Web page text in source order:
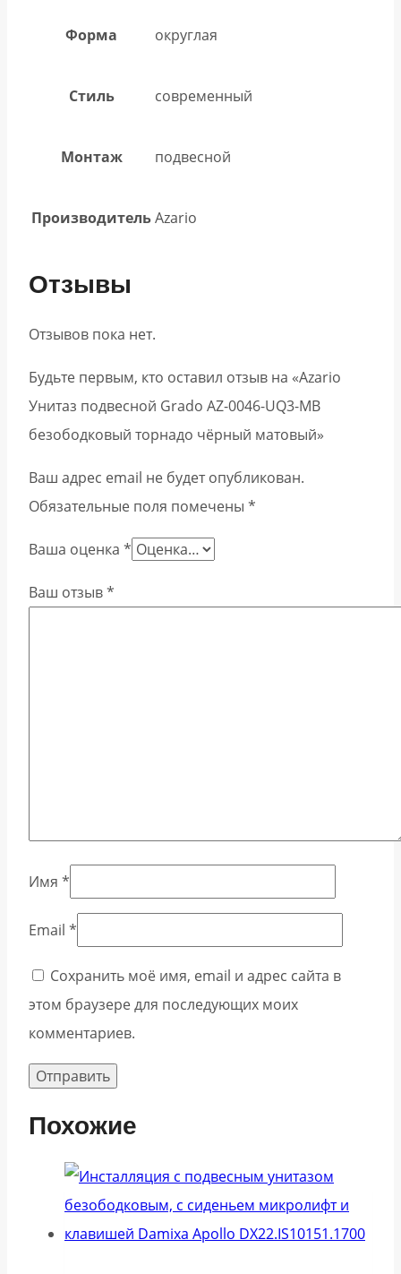
Форма округлая
Стиль современный
Монтаж подвесной
ПроизводительAzario
Отзывы
Отзывов пока нет.
Будьте первым, кто оставил отзыв на «Azario
Унитаз подвесной Grado AZ-0046-UQ3-MB
безободковый торнадо чёрный матовый»
Ваш адрес email не будет опубликован.
Обязательные поля помечены *
Ваша оценка *
Ваш отзыв*
Имя *
Email *
Сохранить моё имя, email и адрес сайта в
этом браузере для последующих моих
комментариев.
Похожие